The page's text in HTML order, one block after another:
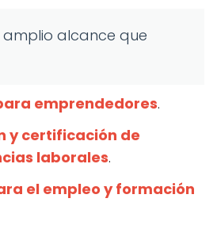
amplio alcance que
emprendedores.
y certificación de
laborales.
el empleo y formación